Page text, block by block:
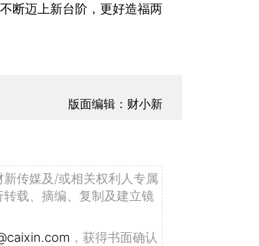
断迈上新台阶，更好造福两
版面编辑：财小新
传媒及/或相关权利人专属
载、摘编、复制及建立镜
，获得书面确认